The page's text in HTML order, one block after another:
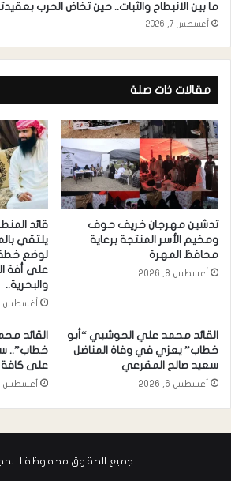
ما بين الانبطاح والثبات.. حين تخاض الحرب
أغسطس 7, 2026
مقالات ذات صلة
تدشين مهرجان خريف حوف
ومخيم الأسر المنتجة برعاية
محافظ المهرة
أغسطس 8, 2026
قائد
يلتقي
لوضع
على أفة
والبحرية..
أغسطس 7, 2026
القائد محمد علي الحوشبي “أبو
خطاب” يعزي في وفاة المناضل
سعيد صالح المقرعي
أغسطس 6, 2026
القائد
خطاب”..
على كافة
أغسطس 6, 2026
جميع الحقوق محفوظة لـ